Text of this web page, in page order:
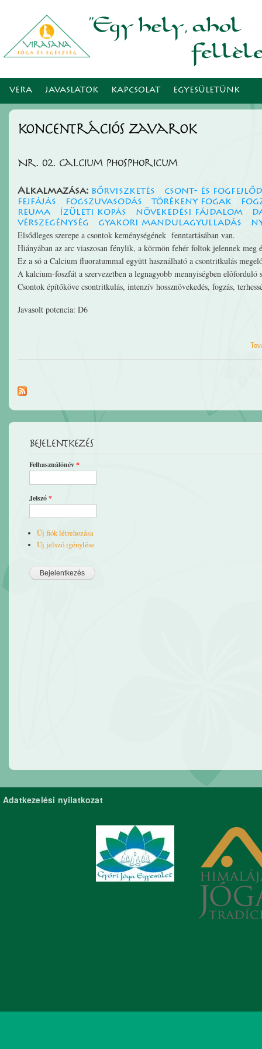
VERA JAVASLATOK KAPCSOLAT EGYESÜLETÜNK
koncentrációs zavarok
Nr. 02. Calcium phosphoricum
Alkalmazása: bőrviszketés
csont- és
fejfájás
fogszuvasodás törékeny fogak
reuma
ízületi kopás növekedési fájdalom
vérszegénység
gyakori mandulagyulladás
Elsődleges szerepe a csontok keménységének fenntartásában van.
Hiányában az arc viaszosan fénylik, a körmön fehér foltok jelennek meg
Ez a só a Calcium fluoratummal együtt használható a csontritkulás
A kalcium-foszfát a szervezetben a legnagyobb mennyiségben elôforduló
Csontok építőköve csontritkulás, intenzív hossznövekedés, fogzás,
Javasolt potencia: D6
Bejelentkezés
Felhasználónév*
Jelszó*
Új fiók létrehozása
Új jelszó igénylése
Adatkezelési nyilatkozat